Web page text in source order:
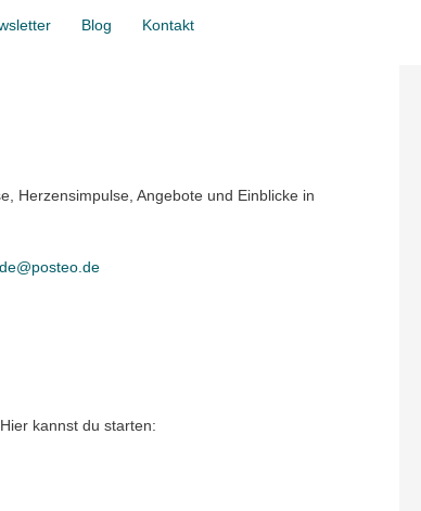
Blog Kontakt
Herzensimpulse, Angebote und Einblicke in
kannst du starten: